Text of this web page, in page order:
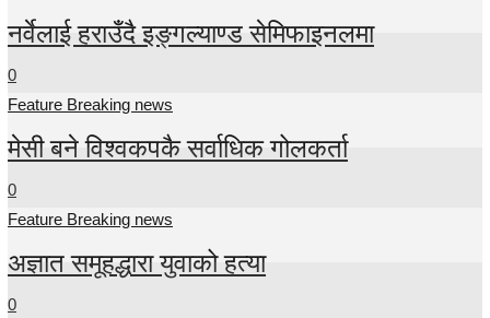
नर्वेलाई हराउँदै इङ्गल्याण्ड सेमिफाइनलमा
0
Feature Breaking news
मेसी बने विश्वकपकै सर्वाधिक गोलकर्ता
0
Feature Breaking news
अज्ञात समूहद्धारा युवाको हत्या
0